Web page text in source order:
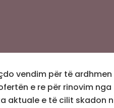
vendim për të
e re për rinovim nga
aktuale e të cilit skadon